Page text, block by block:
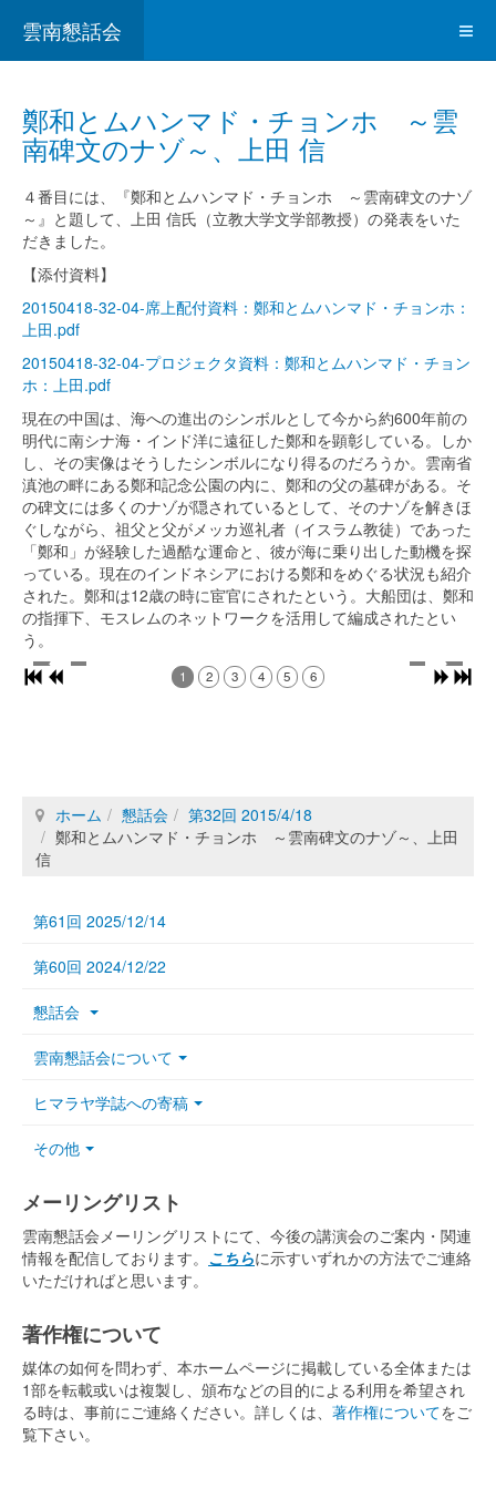
雲南懇話会
鄭和とムハンマド・チョンホ ～雲
南碑文のナゾ～、上田 信
４番目には、『鄭和とムハンマド・チョンホ ～雲南碑文のナゾ
～』と題して、上田 信氏（立教大学文学部教授）の発表をいた
だきました。
【添付資料】
20150418-32-04-席上配付資料：鄭和とムハンマド・チョンホ：
上田.pdf
20150418-32-04-プロジェクタ資料：鄭和とムハンマド・チョン
ホ：上田.pdf
現在の中国は、海への進出のシンボルとして今から約600年前の
明代に南シナ海・インド洋に遠征した鄭和を顕彰している。しか
し、その実像はそうしたシンボルになり得るのだろうか。雲南省
滇池の畔にある鄭和記念公園の内に、鄭和の父の墓碑がある。そ
の碑文には多くのナゾが隠されているとして、そのナゾを解きほ
ぐしながら、祖父と父がメッカ巡礼者（イスラム教徒）であった
「鄭和」が経験した過酷な運命と、彼が海に乗り出した動機を探
っている。現在のインドネシアにおける鄭和をめぐる状況も紹介
された。鄭和は12歳の時に宦官にされたという。大船団は、鄭和
の指揮下、モスレムのネットワークを活用して編成されたとい
う。
1 2 3 4 5 6
ホーム 懇話会
第32回 2015/4/18
鄭和とムハンマド・チョンホ ～雲南碑文のナゾ～、上田
信
第61回 2025/12/14
第60回 2024/12/22
懇話会
雲南懇話会について
ヒマラヤ学誌への寄稿
その他
メーリングリスト
雲南懇話会メーリングリストにて、今後の講演会のご案内・関連
情報を配信しております。 こちらに示すいずれかの方法でご連絡
いただければと思います。
著作権について
媒体の如何を問わず、本ホームページに掲載している全体または
1部を転載或いは複製し、頒布などの目的による利用を希望され
る時は、事前にご連絡ください。詳しくは、 著作権についてをご
覧下さい。